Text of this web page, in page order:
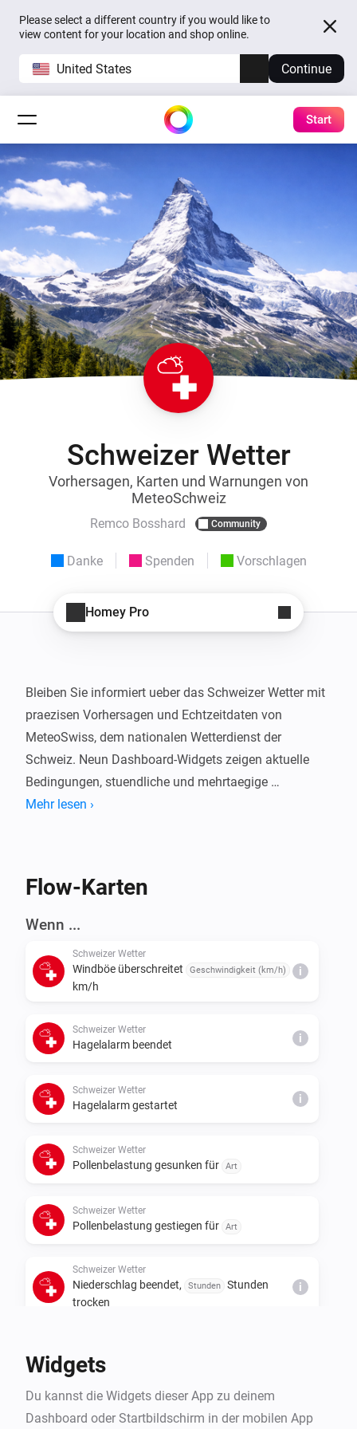
Please select a different country if you would like to
view content for your location and shop online.
United States Continue
Start
Schweizer Wetter
Vorhersagen, Karten und Warnungen von
MeteoSchweiz
Remco Bosshard Community
Danke Spenden Vorschlagen
Homey Pro
Bleiben Sie informiert ueber das Schweizer Wetter mit
praezisen Vorhersagen und Echtzeitdaten von
MeteoSwiss, dem nationalen Wetterdienst der
Schweiz. Neun Dashboard-Widgets zeigen aktuelle
Bedingungen, stuendliche und mehrtaegige
Vorhersagen, Wetterkarten mit animiertem Radar und
Wetterwarnungen, Temperatur, Wind, Niederschlag,
Hagel, Pollenrisiko und die Nullgradgrenze reagieren.
automatischer Standorterkennung oder manueller
Mehr lesen ›
Flow-Karten
Wenn ...
Schweizer Wetter
Windböe überschreitet Geschwindigkeit (km/h)
km/h
i
Schweizer Wetter
Hagelalarm beendet i
Schweizer Wetter
Hagelalarm gestartet i
Schweizer Wetter
Pollenbelastung gesunken für Art
Schweizer Wetter
Pollenbelastung gestiegen für Art
Schweizer Wetter
Niederschlag beendet, Stunden
Stunden
trocken
i
Regen wird innerhalb von
erwartet
Schweizer Wetter
Widgets
Du kannst die Widgets dieser App zu deinem
Dashboard oder Startbildschirm in der mobilen App